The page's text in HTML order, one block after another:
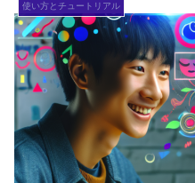
使い方とチュートリアル